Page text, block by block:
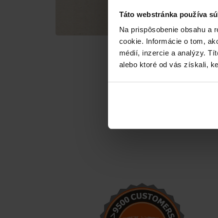
Táto webstránka používa
Na prispôsobenie obsahu a
cookie. Informácie o tom,
médií, inzercie a analýzy.
alebo ktoré od vás získali,